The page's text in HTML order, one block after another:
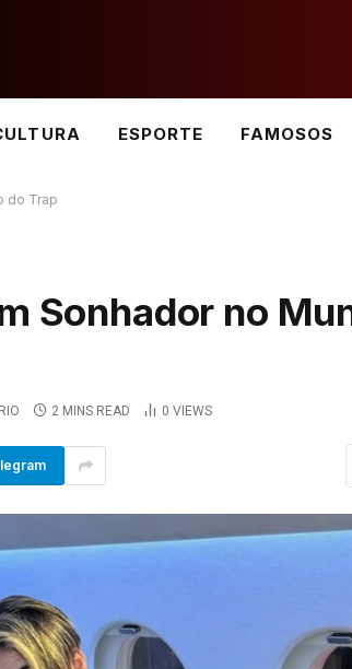
ESPORTE FAMOSOS
do Trap
Sonhador no
2 MINS READ 0 VIEWS